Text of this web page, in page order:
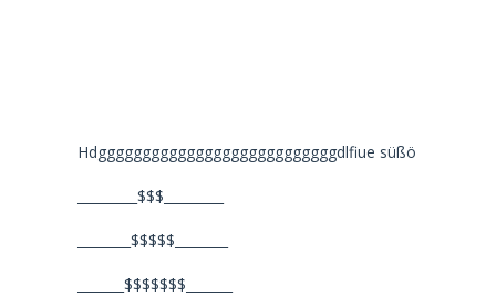
Hdgggggggggggggggggggggggggggdlfiue süßö
_________$$$_________
________$$$$$________
_______$$$$$$$_______